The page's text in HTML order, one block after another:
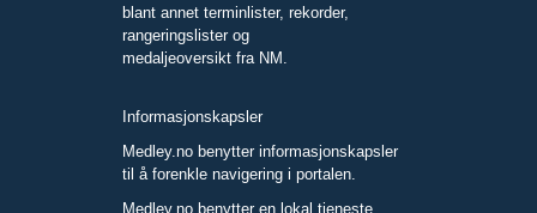
blant annet terminlister, rekorder,
rangeringslister og
medaljeoversikt fra NM.
Informasjonskapsler
Medley.no benytter informasjonskapsler
til å forenkle navigering i portalen.
Medley.no benytter en lokal tjeneste